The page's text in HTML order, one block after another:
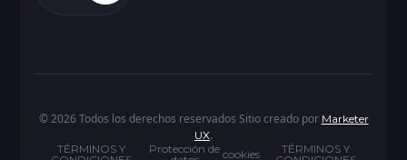
©2026 Todos los derechos reservados Sitio creado por Marketer
UX.
TÉRMINOS Y
Protección de cookies
TÉRMINOS Y